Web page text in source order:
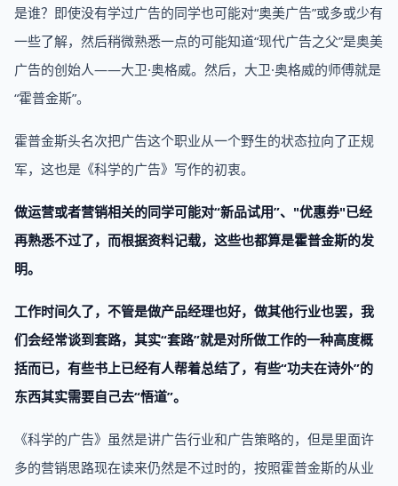
是谁？即使没有学过广告的同学也可能对“奥美广告”或多或少有
一些了解，然后稍微熟悉一点的可能知道“现代广告之父”是奥美
广告的创始人——大卫·奥格威。然后，大卫·奥格威的师傅就是
“霍普金斯”。
霍普金斯头名次把广告这个职业从一个野生的状态拉向了正规
军，这也是《科学的广告》写作的初衷。
做运营或者营销相关的同学可能对“新品试用”、"优惠券"已经
再熟悉不过了，而根据资料记载，这些也都算是霍普金斯的发
明。
工作时间久了，不管是做产品经理也好，做其他行业也罢，我
们会经常谈到套路，其实“套路”就是对所做工作的一种高度概
括而已，有些书上已经有人帮着总结了，有些“功夫在诗外”的
东西其实需要自己去“悟道”。
《科学的广告》虽然是讲广告行业和广告策略的，但是里面许
多的营销思路现在读来仍然是不过时的，按照霍普金斯的从业